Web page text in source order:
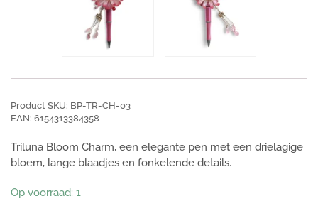
Product SKU: BP-TR-CH-03
EAN: 6154313384358
Triluna Bloom Charm, een elegante pen met een drielagige
bloem, lange blaadjes en fonkelende details.
Op voorraad: 1